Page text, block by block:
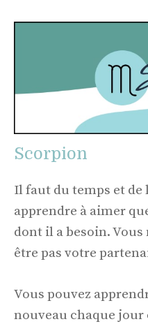
Scorpion
Il faut du temps et
apprendre à aimer
dont il a besoin.
être pas votre
Vous pouvez
nouveau chaque jour